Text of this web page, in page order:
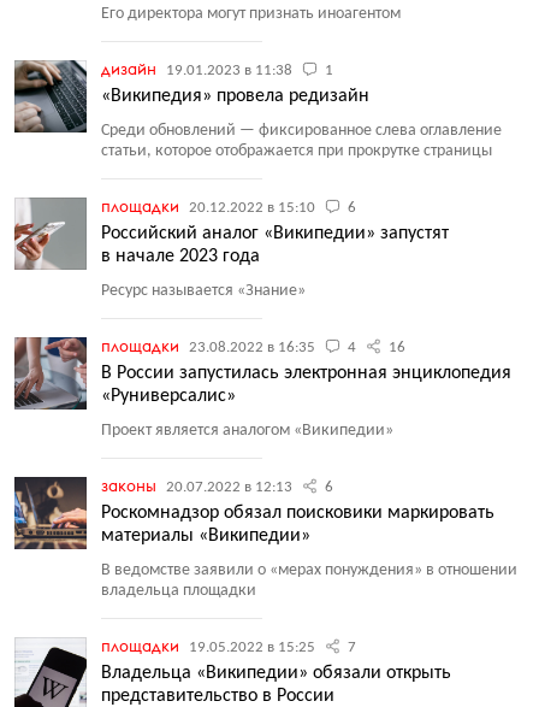
Его директора могут признать иноагентом
дизайн 19.01.2023 в 11:38 1
«Википедия» провела редизайн
Среди обновлений — фиксированное слева оглавление
статьи, которое отображается при прокрутке страницы
площадки 20.12.2022 в 15:10 6
Российский аналог «Википедии» запустят
в начале 2023 года
Ресурс называется «Знание»
площадки 23.08.2022 в 16:35 4 16
В России запустилась электронная энциклопедия
«Руниверсалис»
Проект является аналогом «Википедии»
законы 20.07.2022 в 12:13 6
Роскомнадзор обязал поисковики маркировать
материалы «Википедии»
В ведомстве заявили о «мерах понуждения» в отношении
владельца площадки
площадки 19.05.2022 в 15:25 7
Владельца «Википедии» обязали открыть
представительство в России